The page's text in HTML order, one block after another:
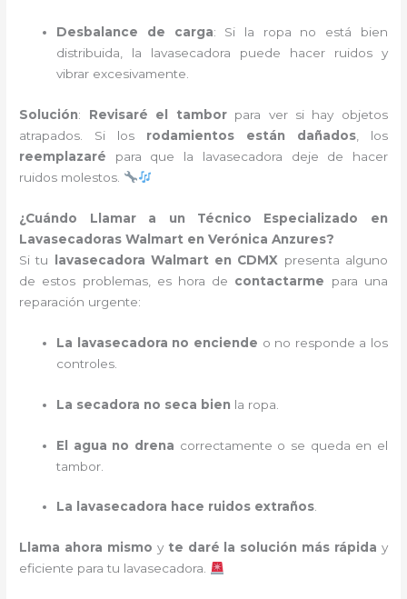
Desbalance de carga: Si la ropa no está bien
distribuida, la lavasecadora puede hacer ruidos y
vibrar excesivamente.
Solución: Revisaré el tamborpara ver si hay objetos
atrapados. Si los rodamientos están dañados, los
reemplazaré para que la lavasecadora deje de hacer
ruidos molestos.
¿Cuándo Llamar a un Técnico Especializado en
Lavasecadoras Walmart en Verónica Anzures?
Si tu
lavasecadora Walmart en CDMX presenta alguno
de estos problemas, es hora de contactarme para una
reparación urgente:
La lavasecadora no enciende o no responde a los
controles.
La secadora no seca bien la ropa.
El agua no drena correctamente o se queda en el
tambor.
La lavasecadora hace ruidos extraños.
Llama ahora mismo y te daré la solución más rápida y
eficiente para tu lavasecadora.